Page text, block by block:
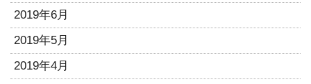
2019年6月
2019年5月
2019年4月